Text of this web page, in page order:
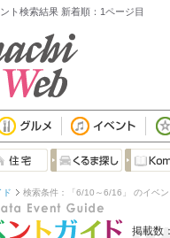
ト検索結果 新着順：1ページ目
ド 検索条件：「6/10～6/16」 のイベン
掲載数：